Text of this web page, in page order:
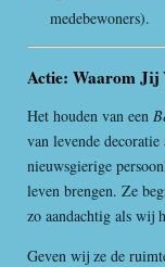
medebewoners).
Actie: Waarom Jij
Het houden van een
van levende
nieuwsgierige
leven brengen. Ze
zo aandachtig als wij
Geven wij ze de